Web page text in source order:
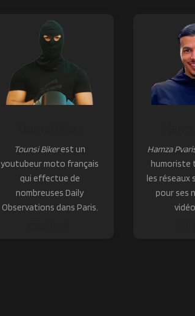
Tounsi Bikerest un
youtubeur moto français
qui effectue de
nombreuses Daily
Observations dans Paris.
Hamza
humoriste
les réseaux
pour ses